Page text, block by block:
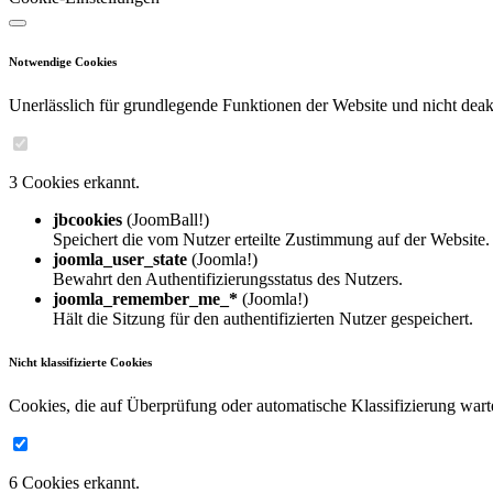
Notwendige Cookies
Unerlässlich für grundlegende Funktionen der Website und nicht
3 Cookies erkannt.
jbcookies (JoomBall!)
Speichert die vom Nutzer erteilte Zustimmung auf der Website.
joomla_user_state (Joomla!)
Bewahrt den Authentifizierungsstatus des Nutzers.
joomla_remember_me_* (Joomla!)
Hält die Sitzung für den authentifizierten Nutzer gespeichert.
Nicht klassifizierte Cookies
Cookies, die auf Überprüfung oder automatische Klassifizierung
6 Cookies erkannt.